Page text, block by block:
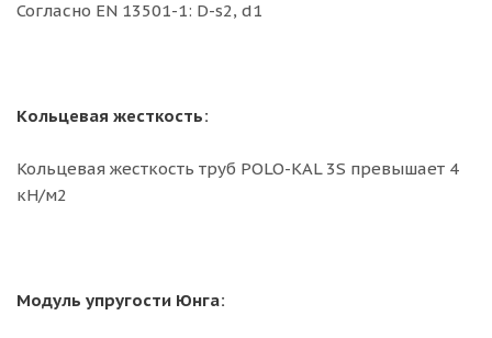
Согласно EN 13501-1: D-s2, d1
Кольцевая жесткость:
Кольцевая жесткость труб POLO-KAL 3S превышает 4
кН/м2
Модуль упругости Юнга: